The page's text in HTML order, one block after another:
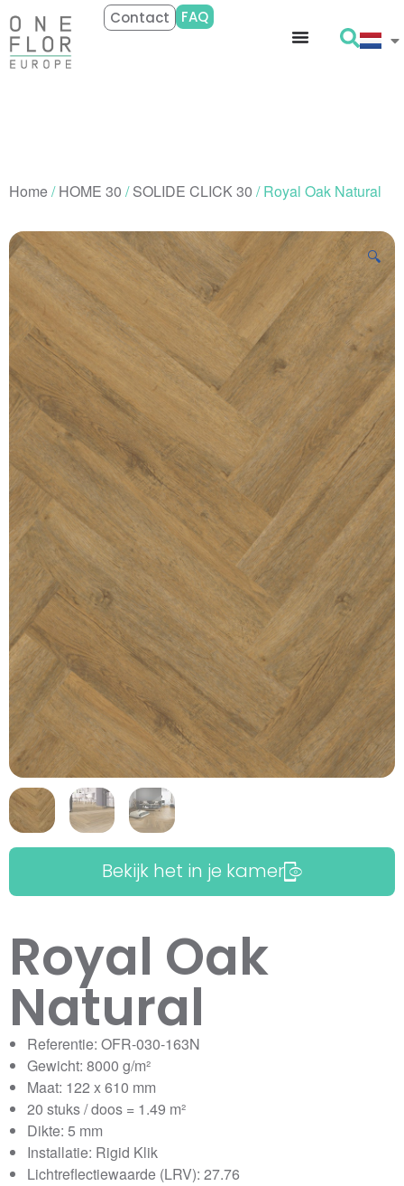
Contact FAQ
Home/HOME 30 /SOLIDE CLICK 30 / Royal Oak Natural
🔍
Bekijk het in je kamer
Royal Oak
Natural
Referentie: OFR-030-163N
Gewicht: 8000 g/m²
Maat: 122 x 610 mm
20 stuks / doos = 1.49 m²
Dikte: 5 mm
Installatie: Rigid Klik
Lichtreflectiewaarde (LRV): 27.76